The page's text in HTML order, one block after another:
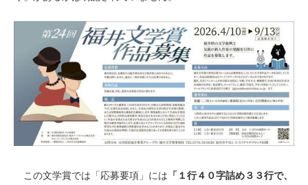
この文学賞では「応募要項」には 「１行４０字詰め３３行で、